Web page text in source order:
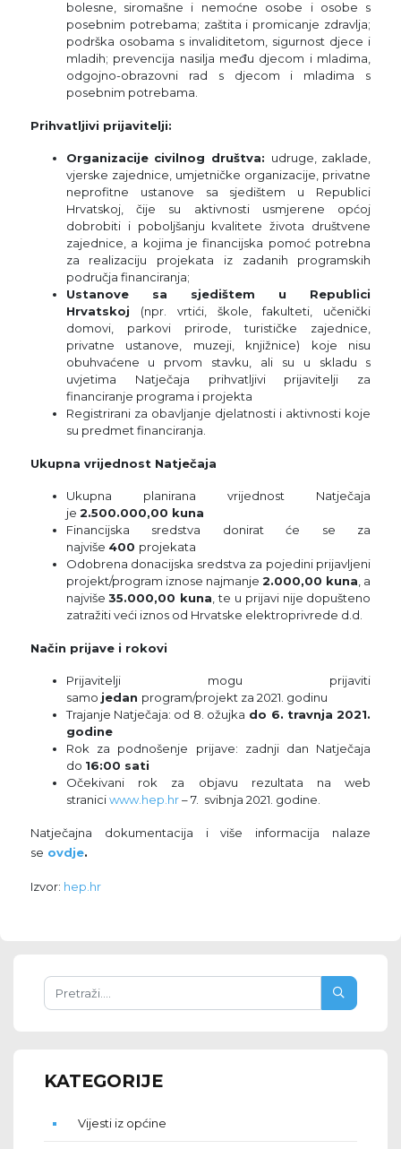
bolesne, siromašne i nemoćne osobe i osobe s
posebnim potrebama; zaštita i promicanje zdravlja;
podrška osobama s invaliditetom, sigurnost djece i
mladih; prevencija nasilja među djecom i mladima,
odgojno-obrazovni rad s djecom i mladima s
posebnim potrebama.
Prihvatljivi prijavitelji:
Organizacije civilnog društva: udruge, zaklade,
vjerske zajednice, umjetničke organizacije, privatne
neprofitne ustanove sa sjedištem u Republici
Hrvatskoj, čije su aktivnosti usmjerene općoj
dobrobiti i poboljšanju kvalitete života društvene
zajednice, a kojima je financijska pomoć potrebna
za realizaciju projekata iz zadanih programskih
područja financiranja;
Ustanove sa sjedištem u Republici
Hrvatskoj (npr. vrtići, škole, fakulteti, učenički
domovi, parkovi prirode, turističke zajednice,
privatne ustanove, muzeji, knjižnice) koje nisu
obuhvaćene u prvom stavku, ali su u skladu s
uvjetima Natječaja prihvatljivi prijavitelji za
financiranje programa i projekta
Registrirani za obavljanje djelatnosti i aktivnosti koje
su predmet financiranja.
Ukupna vrijednost Natječaja
Ukupna planirana vrijednost Natječaja
je 2.500.000,00 kuna
Financijska sredstva donirat će se za
najviše 400 projekata
Odobrena donacijska sredstva za pojedini prijavljeni
projekt/program iznose najmanje2.000,00 kuna , a
najviše35.000,00 kuna , te u prijavi nije dopušteno
zatražiti veći iznos od Hrvatske elektroprivrede d.d.
Način prijave i rokovi
Prijavitelji mogu prijaviti
samo jedan program/projekt za 2021. godinu
Trajanje Natječaja: od 8. ožujka do 6. travnja 2021.
godine
Rok za podnošenje prijave: zadnji dan Natječaja
do 16:00 sati
Očekivani rok za objavu rezultata na web
straniciwww.hep.hr– 7. svibnja 2021. godine.
Natječajna dokumentacija i više informacija nalaze
se ovdje.
Izvor: hep.hr
KATEGORIJE
Vijesti iz općine